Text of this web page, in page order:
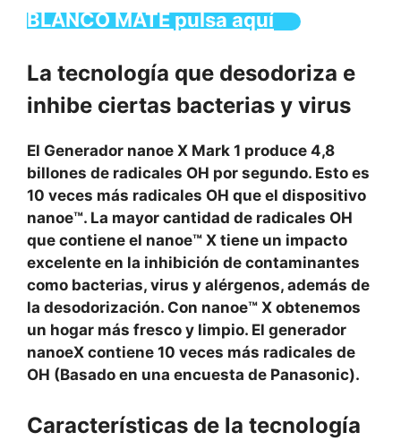
BLANCO MATE pulsa aquí
La tecnología que desodoriza e
inhibe ciertas bacterias y virus
El Generador nanoe X Mark 1 produce 4,8
billones de radicales OH por segundo. Esto es
10 veces más radicales OH que el dispositivo
nanoe™. La mayor cantidad de radicales OH
que contiene el nanoe™ X tiene un impacto
excelente en la inhibición de contaminantes
como bacterias, virus y alérgenos, además de
la desodorización. Con nanoe™ X obtenemos
un hogar más fresco y limpio. El generador
nanoeX contiene 10 veces más radicales de
OH (Basado en una encuesta de Panasonic).
Características de la tecnología